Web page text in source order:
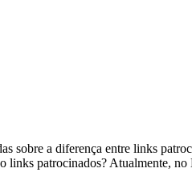
sobre a diferença entre links
links patrocinados? Atualmente,